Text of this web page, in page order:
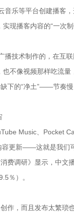
乐等平台创建播客
现播客内容的“一次制
技术制作的，在互
不像视频那样吃流量
下的“净土”——节奏慢
Music、Pocket
更新——这就是我们可
费调研》显示，中
％）。
作，而且发布太繁琐